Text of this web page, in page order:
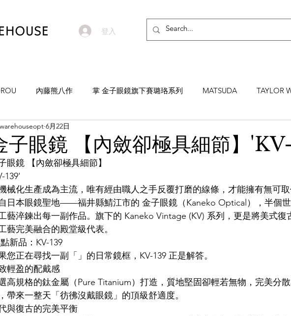
登入
內藤熊八作 掌 金子眼鏡旗下賽璐珞系列 MATSUDA TAYLOR
NATIVE SONS
KAMEMANNEN
JULIUS TART OPTICAL AKIRA AND SONS DITA 10EYEVAN
OG X OLIVER GOLDSMITH
子眼鏡 【內斂卻極具細節】
6月22日
眼鏡 【內斂卻極具細節】
139'
械化生產成為主流，唯有經由職人之手反覆打磨的線條，才能擁有無可
日本眼鏡聖地——福井縣鯖江市的 金子眼鏡（Kaneko Optical），半個
藝淬鍊出每一副作品。旗下的 Kaneko Vintage (KV) 系列，更是將美式復
藝完美融合的殿堂級代表。
新品：KV-139
您正在尋找一副「」的日常鏡框，KV-139 正是解答。
輕盈的配戴感
高規格的鈦金屬（Pure Titanium）打造，質地堅固卻輕若無物，完美分
帶來一整天「彷彿沒戴眼鏡」的頂級舒適度。
與復古的完美平衡